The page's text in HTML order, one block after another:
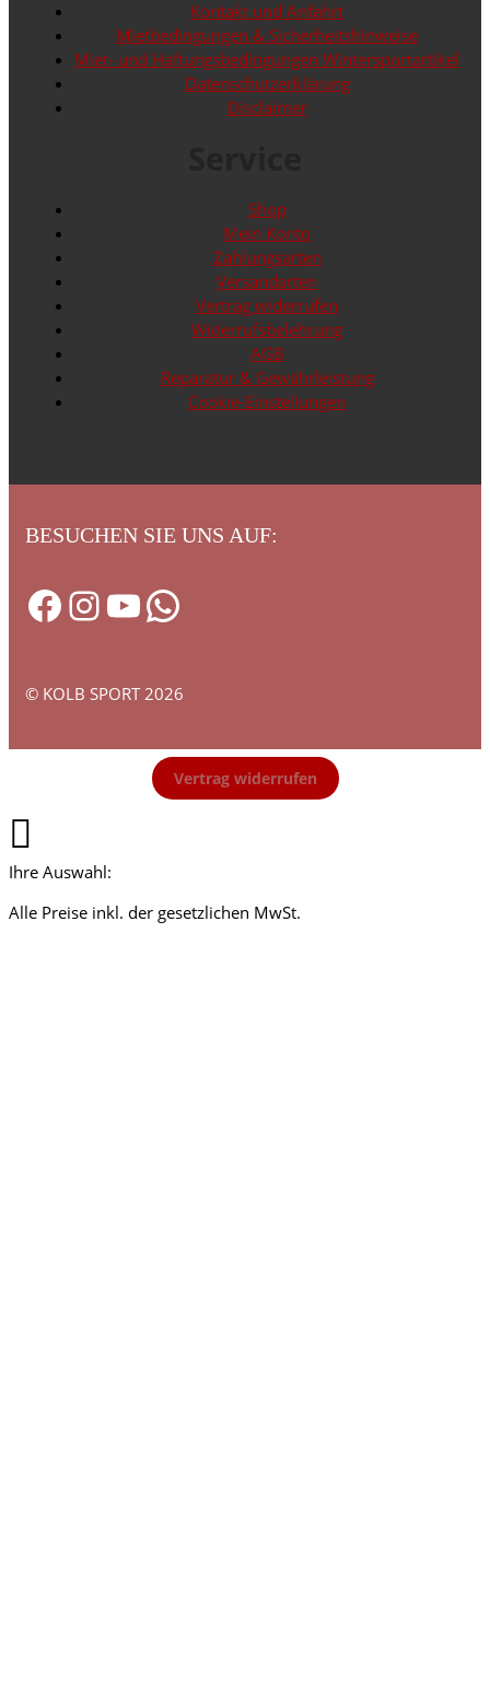
Kontakt und Anfahrt
Mietbedingungen & Sicherheitshinweise
Miet- und Haftungsbedingungen Wintersportartikel
Datenschutzerklärung
Disclaimer
Shop
Mein Konto
Zahlungsarten
Versandarten
Vertrag widerrufen
Widerrufsbelehrung
AGB
Reparatur & Gewährleistung
Cookie-Einstellungen
BESUCHEN SIE UNS AUF:
Facebook
Instagram
YouTube
WhatsApp
© KOLB SPORT 2026
Vertrag widerrufen
Ihre Auswahl:
Alle Preise inkl. der gesetzlichen MwSt.